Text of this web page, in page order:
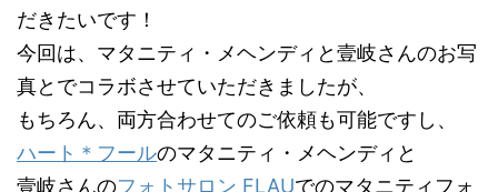
だきたいです！
今回は、マタニティ・メヘンディと壹岐さんのお写
真とでコラボさせていただきましたが、
もちろん、両方合わせてのご依頼も可能ですし、
ハート＊フールのマタニティ・メヘンディと
壹岐さんのフォトサロン FLAUでのマタニティフォ